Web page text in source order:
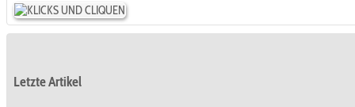
Letzte Artikel